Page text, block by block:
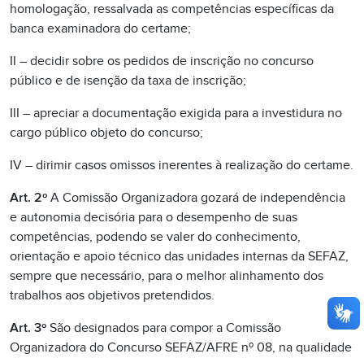
homologação, ressalvada as competências específicas da
banca examinadora do certame;
II – decidir sobre os pedidos de inscrição no concurso
público e de isenção da taxa de inscrição;
III – apreciar a documentação exigida para a investidura no
cargo público objeto do concurso;
IV – dirimir casos omissos inerentes à realização do certame.
Art. 2º A Comissão Organizadora gozará de independência
e autonomia decisória para o desempenho de suas
competências, podendo se valer do conhecimento,
orientação e apoio técnico das unidades internas da SEFAZ,
sempre que necessário, para o melhor alinhamento dos
trabalhos aos objetivos pretendidos.
Art. 3º São designados para compor a Comissão
Organizadora do Concurso SEFAZ/AFRE nº 08, na qualidade